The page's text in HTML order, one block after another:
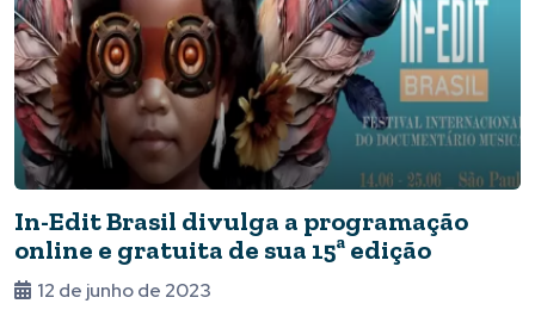
In-Edit Brasil divulga a programação
online e gratuita de sua 15ª edição
12 de junho de 2023